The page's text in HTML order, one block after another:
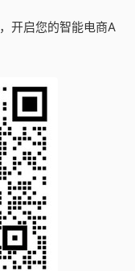
，开启您的智能电商A